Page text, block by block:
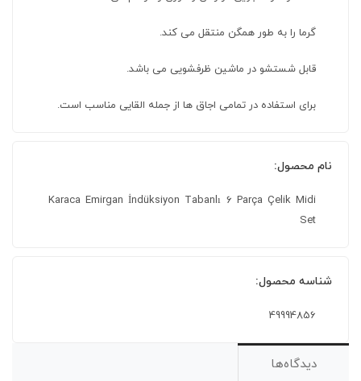
گرما را به طور همگن منتقل می کند.
قابل شستشو در ماشین ظرفشویی می باشد.
برای استفاده در تمامی اجاق ها از جمله القایی مناسب است.
نام محصول:
Karaca Emirgan İndüksiyon Tabanlı 6 Parça Çelik Midi
Set
شناسه محصول:
49994856
دیدگاه‌ها